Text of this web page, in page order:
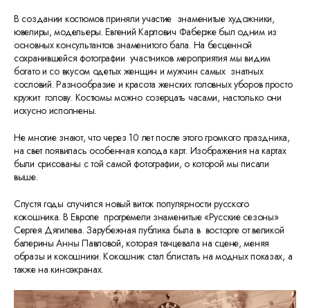
В создании костюмов приняли участие знаменитые художники,
ювелиры, модельеры. Евгений Карлович Фаберже был одним из
основных консультантов знаменитого бала. На бесценной
сохранившейся фотографии участников мероприятия мы видим
богато и со вкусом одетых женщин и мужчин самых знатных
сословий. Разнообразие и красота женских головных уборов просто
кружит голову. Костюмы можно созерцать часами, настолько они
искусно исполнены.
Не многие знают, что через 10 лет после этого громкого праздника,
на свет появилась особенная колода карт. Изображения на картах
были срисованы с той самой фотографии, о которой мы писали
выше.
Спустя годы случился новый виток популярности русского
кокошника. В Европе прогремели знаменитые «Русские сезоны»
Сергея Дягилева. Зарубежная публика была в восторге от великой
балерины Анны Павловой, которая танцевала на сцене, меняя
образы и кокошники. Кокошник стал блистать на модных показах, а
также на киноэкранах.